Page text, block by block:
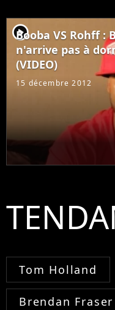
player2
Booba VS Rohff :
n'arrive pas à
(VIDEO)
15 décembre 2012
Tom Holland
Brendan Fraser